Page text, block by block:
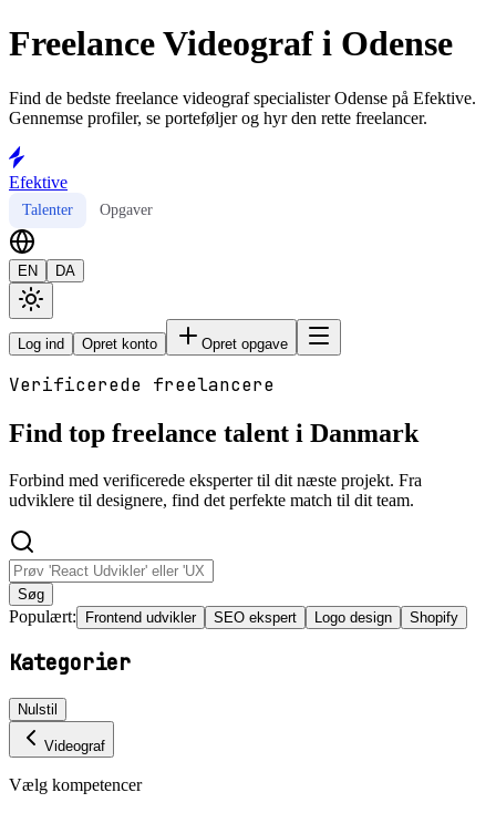
Freelance Videograf i Odense
Find de bedste freelance videograf specialister Odense på Efektive.
Gennemse profiler, se porteføljer og hyr den rette freelancer.
Efektive
Talenter Opgaver
EN DA
Log ind Opret konto Opret opgave
Verificerede freelancere
Find top freelance talent i Danmark
Forbind med verificerede eksperter til dit næste projekt. Fra
udviklere til designere, find det perfekte match til dit team.
Søg
Populært: Frontend udvikler SEO ekspert Logo design Shopify
Kategorier
Nulstil
Videograf
Vælg kompetencer